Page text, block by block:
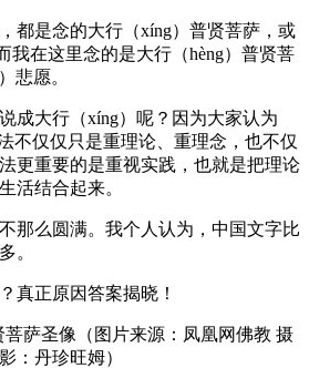
都是念的大行（xíng）普贤菩萨，或
我在这里念的是大行（hèng）普贤菩
悲愿。
成大行（xíng）呢？因为大家认为
不仅仅只是重理论、重理念，也不仅
更重要的是重视实践，也就是把理论
活结合起来。
那么圆满。我个人认为，中国文字比
。
菩萨圣像（图片来源：凤凰网佛教 摄
影：丹珍旺姆）